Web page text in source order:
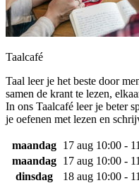
Taalcafé
Taal leer je het beste door
samen de krant te lezen,
In ons Taalcafé leer je beter
je oefenen met lezen en
maandag 17 aug 10:00 -
maandag
17 aug 10:00 -
dinsdag
18 aug 10:00 -